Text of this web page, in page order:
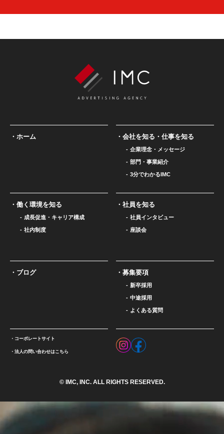
ホーム 会社を知る・仕事を知る
企業理念・メッセージ
部門・事業紹介
3分でわかるIMC
働く環境を知る
成長促進・キャリア構成
社内制度
社員を知る
社員インタビュー
座談会
ブログ 募集要項
新卒採用
中途採用
よくある質問
コーポレートサイト
法人の問い合わせはこちら
© IMC, INC. ALL RIGHTS RESERVED.